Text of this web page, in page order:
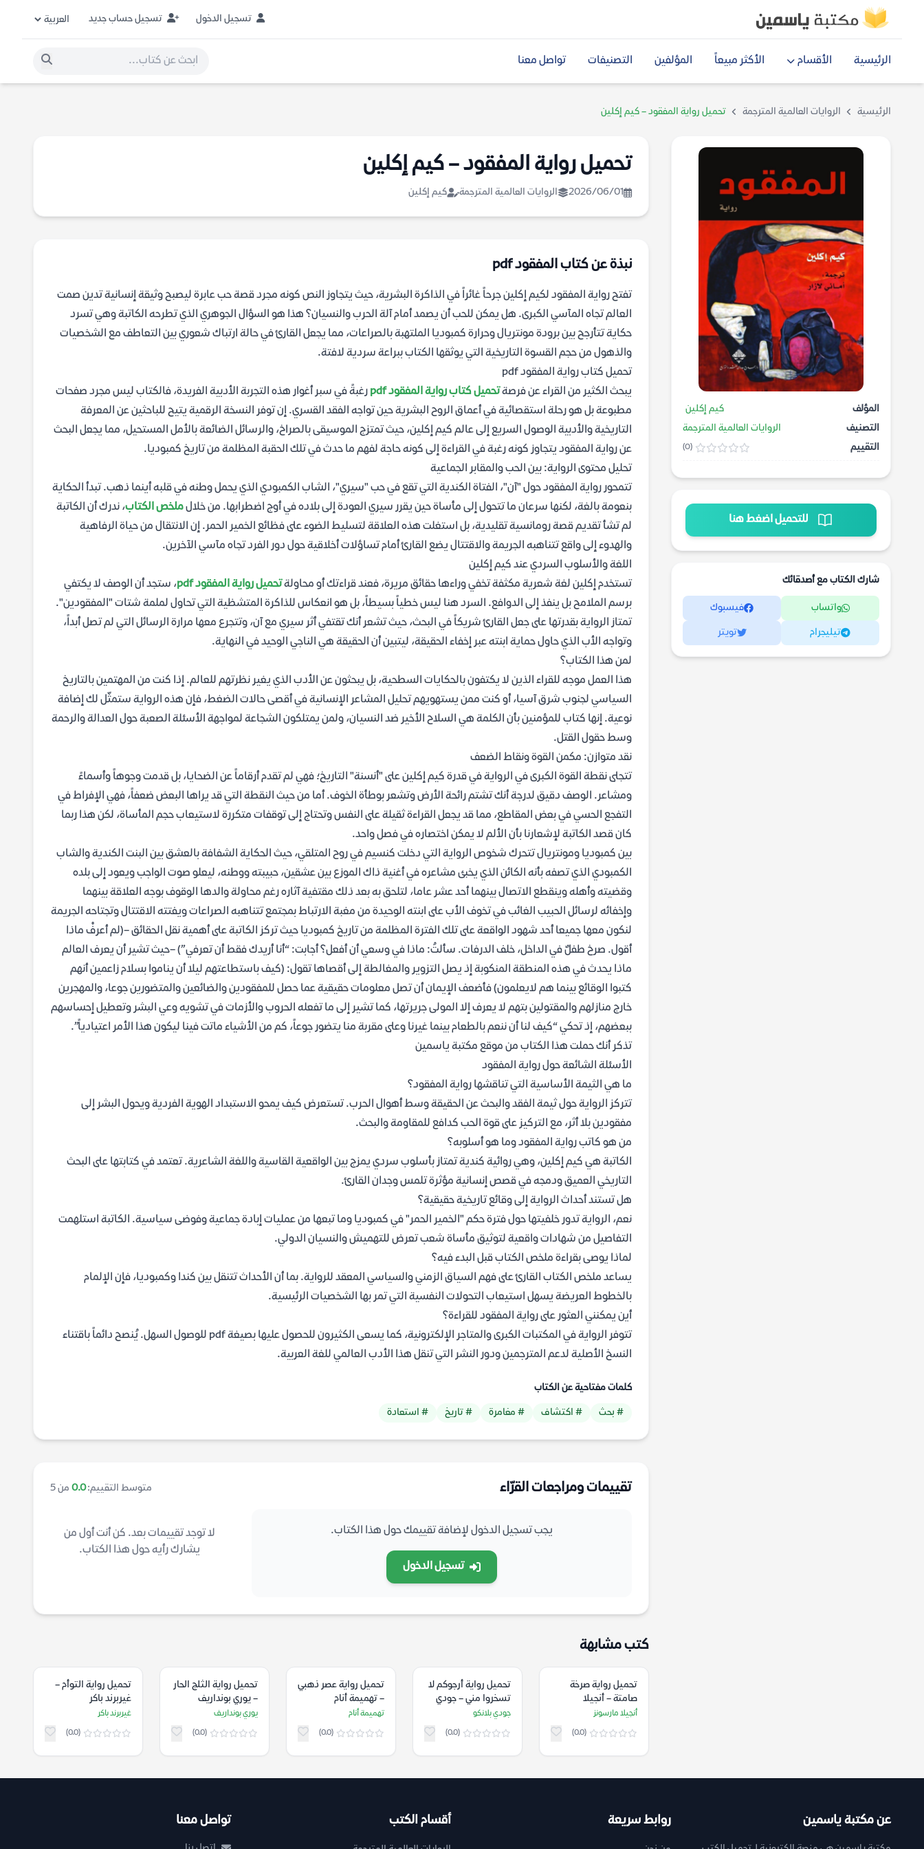
تسجيل الدخول تسجيل حساب جديد
الرئيسية الأقسام الأكثر مبيعاً المؤلفين التصنيفات تواصل معنا
الرئيسية الروايات العالمية المترجمة تحميل رواية المفقود – كيم إكلين
المؤلف
كيم إكلين
التصنيف
الروايات العالمية المترجمة
التقييم
(0)
للتحميل اضغط هنا
شارك الكتاب مع أصدقائك
واتساب فيسبوك
تيليجرام تويتر
تحميل رواية المفقود – كيم إكلين
2026/06/01 الروايات العالمية المترجمة كيم إكلين
نبذة عن كتاب المفقود pdf
تفتح رواية المفقود لكيم إكلين جرحاً غائراً في الذاكرة البشرية، حيث يتجاوز النص كونه مجرد قصة حب عابرة ليصبح وثيقة إنسانية تدين صمت
العالم تجاه المآسي الكبرى. هل يمكن للحب أن يصمد أمام آلة الحرب والنسيان؟ هذا هو السؤال الجوهري الذي تطرحه الكاتبة وهي تسرد
حكاية تتأرجح بين برودة مونتريال وحرارة كمبوديا الملتهبة بالصراعات، مما يجعل القارئ في حالة ارتباك شعوري بين التعاطف مع الشخصيات
والذهول من حجم القسوة التاريخية التي يوثقها الكتاب ببراعة سردية لافتة.
تحميل كتاب رواية المفقود pdf
يبحث الكثير من القراء عن فرصةتحميل كتاب رواية المفقود pdf
رغبةً في سبر أغوار هذه التجربة الأدبية الفريدة، فالكتاب ليس مجرد صفحات
مطبوعة بل هو رحلة استقصائية في أعماق الروح البشرية حين تواجه الفقد القسري. إن توفر النسخة الرقمية يتيح للباحثين عن المعرفة
التاريخية والأدبية الوصول السريع إلى عالم كيم إكلين، حيث تمتزج الموسيقى بالصراخ، والرسائل الضائعة بالأمل المستحيل، مما يجعل البحث
عن رواية المفقود يتجاوز كونه رغبة في القراءة إلى كونه حاجة لفهم ما حدث في تلك الحقبة المظلمة من تاريخ كمبوديا.
تحليل محتوى الرواية: بين الحب والمقابر الجماعية
تتمحور رواية المفقود حول "آن"، الفتاة الكندية التي تقع في حب "سيري"، الشاب الكمبودي الذي يحمل وطنه في قلبه أينما ذهب. تبدأ الحكاية
بنعومة بالغة، لكنها سرعان ما تتحول إلى مأساة حين يقرر سيري العودة إلى بلاده في أوج اضطرابها. من خلالملخص الكتاب، ندرك أن الكاتبة
لم تشأ تقديم قصة رومانسية تقليدية، بل استغلت هذه العلاقة لتسليط الضوء على فظائع الخمير الحمر. إن الانتقال من حياة الرفاهية
والهدوء إلى واقع تتناهبه الجريمة والاقتتال يضع القارئ أمام تساؤلات أخلاقية حول دور الفرد تجاه مآسي الآخرين.
اللغة والأسلوب السردي عند كيم إكلين
تستخدم إكلين لغة شعرية مكثفة تخفي وراءها حقائق مريرة، فعند قراءتك أو محاولةتحميل رواية المفقود pdf
، ستجد أن الوصف لا يكتفي
برسم الملامح بل ينفذ إلى الدوافع. السرد هنا ليس خطياً بسيطاً، بل هو انعكاس للذاكرة المتشظية التي تحاول لملمة شتات "المفقودين".
تمتاز الرواية بقدرتها على جعل القارئ شريكاً في البحث، حيث تشعر أنك تقتفي أثر سيري مع آن، وتتجرع معها مرارة الرسائل التي لم تصل أبداً،
وتواجه الأب الذي حاول حماية ابنته عبر إخفاء الحقيقة، ليتبين أن الحقيقة هي الناجي الوحيد في النهاية.
لمن هذا الكتاب؟
هذا العمل موجه للقراء الذين لا يكتفون بالحكايات السطحية، بل يبحثون عن الأدب الذي يغير نظرتهم للعالم. إذا كنت من المهتمين بالتاريخ
السياسي لجنوب شرق آسيا، أو كنت ممن يستهويهم تحليل المشاعر الإنسانية في أقصى حالات الضغط، فإن هذه الرواية ستمثّل لك إضافة
نوعية. إنها كتاب للمؤمنين بأن الكلمة هي السلاح الأخير ضد النسيان، ولمن يمتلكون الشجاعة لمواجهة الأسئلة الصعبة حول العدالة والرحمة
وسط حقول القتل.
نقد متوازن: مكمن القوة ونقاط الضعف
تتجلى نقطة القوة الكبرى في الرواية في قدرة كيم إكلين على "أنسنة" التاريخ؛ فهي لم تقدم أرقاماً عن الضحايا، بل قدمت وجوهاً وأسماءً
ومشاعر. الوصف دقيق لدرجة أنك تشتم رائحة الأرض وتشعر بوطأة الخوف. أما من حيث النقطة التي قد يراها البعض ضعفاً، فهي الإفراط في
التفجع الحسي في بعض المقاطع، مما قد يجعل القراءة ثقيلة على النفس وتحتاج إلى توقفات متكررة لاستيعاب حجم المأساة، لكن هذا ربما
كان قصد الكاتبة لإشعارنا بأن الألم لا يمكن اختصاره في فصل واحد.
بين كمبوديا ومونتريال تتحرك شخوص الرواية التي دخلت كنسيم في روح المتلقي، حيث الحكاية الشفافة بالعشق بين البنت الكندية والشاب
الكمبودي الذي تصفه بأنه الكائن الذي يخبئ مشاعره في أغنية ذاك الموزع بين عشقين، حبيبته ووطنه، ليعلو صوت الواجب ويعود إلى بلده
وقضيته وأهله وينقطع الاتصال بينهما أحد عشر عاما، لتلحق به بعد ذلك مقتفية آثاره رغم محاولة والدها الوقوف بوجه العلاقة بينهما
وإخفائه لرسائل الحبيب الغائب في تخوف الأب على ابنته الوحيدة من مغبة الارتباط بمجتمع تتناهبه الصراعات ويفتته الاقتتال وتجتاحه الجريمة
لنكون معها جميعا أحد شهود الواقعة على تلك الفترة المظلمة من تاريخ كمبوديا حيث تركز الكاتبة على أهمية نقل الحقائق –(لم أعرفْ ماذا
أقول. صرخ طفلٌ في الداخل، خلف الدرفات. سألتُ: ماذا في وسعي أن أفعل؟ أجابت: “أنا أريدك فقط أن تعرفي”) –حيث تشير أن يعرف العالم
ماذا يحدث في هذه المنطقة المنكوبة إذ يصل التزوير والمغالطة إلى أقصاها تقول: (كيف باستطاعتهم ليلا أن يناموا بسلام زاعمين أنهم
كتبوا الوقائع بينما هم لايعلمون) فأضعف الإيمان أن تصل معلومات حقيقية عما حصل للمفقودين والضائعين والمتضورين جوعا، والمهجرين
خارج منازلهم والمقتولين بتهم لا يعرف إلا المولى جريرتها، كما تشير إلى ما تفعله الحروب والأزمات في تشويه وعي البشر وتعطيل إحساسهم
ببعضهم، إذ تحكي “كيف لنا أن ننعم بالطعام بينما غيرنا وعلى مقربة منا يتضور جوعاً، كم من الأشياء ماتت فينا ليكون هذا الأمر اعتيادياً”.
تذكر أنك حملت هذا الكتاب من موقع مكتبة ياسمين
الأسئلة الشائعة حول رواية المفقود
ما هي الثيمة الأساسية التي تناقشها رواية المفقود؟
تتركز الرواية حول ثيمة الفقد والبحث عن الحقيقة وسط أهوال الحرب. تستعرض كيف يمحو الاستبداد الهوية الفردية ويحول البشر إلى
مفقودين بلا أثر، مع التركيز على قوة الحب كدافع للمقاومة والبحث.
من هو كاتب رواية المفقود وما هو أسلوبه؟
الكاتبة هي كيم إكلين، وهي روائية كندية تمتاز بأسلوب سردي يمزج بين الواقعية القاسية واللغة الشاعرية. تعتمد في كتابتها على البحث
التاريخي العميق ودمجه في قصص إنسانية مؤثرة تلمس وجدان القارئ.
هل تستند أحداث الرواية إلى وقائع تاريخية حقيقية؟
نعم، الرواية تدور خلفيتها حول فترة حكم "الخمير الحمر" في كمبوديا وما تبعها من عمليات إبادة جماعية وفوضى سياسية. الكاتبة استلهمت
التفاصيل من شهادات واقعية لتوثيق مأساة شعب تعرض للتهميش والنسيان الدولي.
لماذا يوصى بقراءة ملخص الكتاب قبل البدء فيه؟
يساعد ملخص الكتاب القارئ على فهم السياق الزمني والسياسي المعقد للرواية. بما أن الأحداث تتنقل بين كندا وكمبوديا، فإن الإلمام
بالخطوط العريضة يسهل استيعاب التحولات النفسية التي تمر بها الشخصيات الرئيسية.
أين يمكنني العثور على رواية المفقود للقراءة؟
تتوفر الرواية في المكتبات الكبرى والمتاجر الإلكترونية، كما يسعى الكثيرون للحصول عليها بصيغة pdf للوصول السهل. يُنصح دائماً باقتناء
النسخ الأصلية لدعم المترجمين ودور النشر التي تنقل هذا الأدب العالمي للغة العربية.
كلمات مفتاحية عن الكتاب
# بحث # اكتشاف # مغامرة # تاريخ # استعادة
تقييمات ومراجعات القرّاء متوسط التقييم:0.0 من 5
يجب تسجيل الدخول لإضافة تقييمك حول هذا الكتاب.
تسجيل الدخول
لا توجد تقييمات بعد. كن أنت أول من
يشارك رأيه حول هذا الكتاب.
كتب مشابهة
تحميل رواية صرخة
صامتة – أنجيلا
مارسونز
أنجيلا مارسونز
(0.0)
تحميل رواية أرجوكم لا
تسخروا مني – جودي
بلانكو
جودي بلانكو
(0.0)
تحميل رواية عصر ذهبي
– تهميمة أنام
تهميمة أنام
(0.0)
تحميل رواية الثلج الحار
– يوري بونداريف
يوري بونداريف
(0.0)
تحميل رواية التوأم –
غيربرند باكر
غيربرند باكر
(0.0)
عن مكتبة ياسمين روابط سريعة أقسام الكتب تواصل معنا